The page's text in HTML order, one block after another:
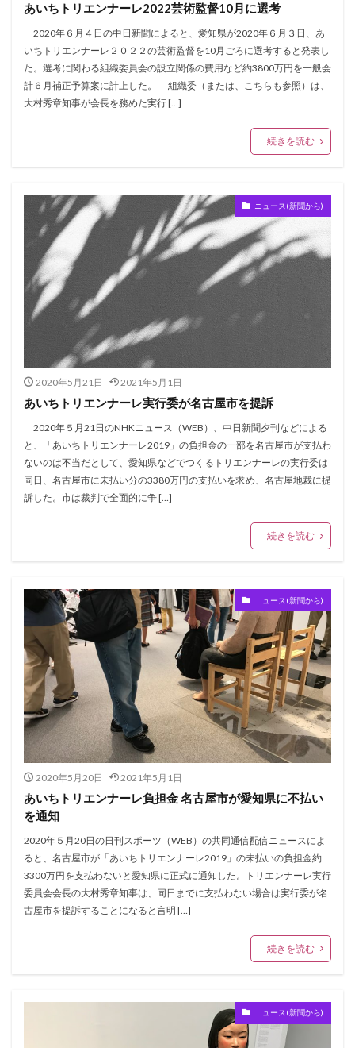
あいちトリエンナーレ2022芸術監督10月に選考
2020年６月４日の中日新聞によると、愛知県が2020年６月３日、あ
いちトリエンナーレ２０２２の芸術監督を10月ごろに選考すると発表し
た。選考に関わる組織委員会の設立関係の費用など約3800万円を一般会
計６月補正予算案に計上した。 組織委（または、こちらも参照）は、
大村秀章知事が会長を務めた実行 […]
続きを読む
ニュース(新聞から)
2020年5月21日 2021年5月1日
あいちトリエンナーレ実行委が名古屋市を提訴
2020年５月21日のNHKニュース（WEB）、中日新聞夕刊などによる
と、「あいちトリエンナーレ2019」の負担金の一部を名古屋市が支払わ
ないのは不当だとして、愛知県などでつくるトリエンナーレの実行委は
同日、名古屋市に未払い分の3380万円の支払いを求め、名古屋地裁に提
訴した。市は裁判で全面的に争 […]
続きを読む
ニュース(新聞から)
2020年5月20日 2021年5月1日
あいちトリエンナーレ負担金 名古屋市が愛知県に不払い
を通知
2020年５月20日の日刊スポーツ（WEB）の共同通信配信ニュースによ
ると、名古屋市が「あいちトリエンナーレ2019」の未払いの負担金約
3300万円を支払わないと愛知県に正式に通知した。トリエンナーレ実行
委員会会長の大村秀章知事は、同日までに支払わない場合は実行委が名
古屋市を提訴することになると言明 […]
続きを読む
ニュース(新聞から)